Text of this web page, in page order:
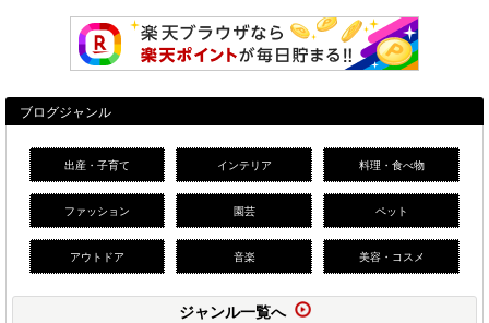
ブログジャンル
出産・子育て インテリア 料理・食べ物
ファッション 園芸 ペット
アウトドア 音楽 美容・コスメ
ジャンル一覧へ